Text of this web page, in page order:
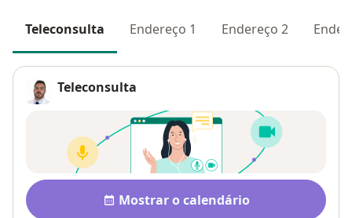
Teleconsulta Endereço 1 Endereço 2
Teleconsulta
Disponibilidade
Mostrar o calendário